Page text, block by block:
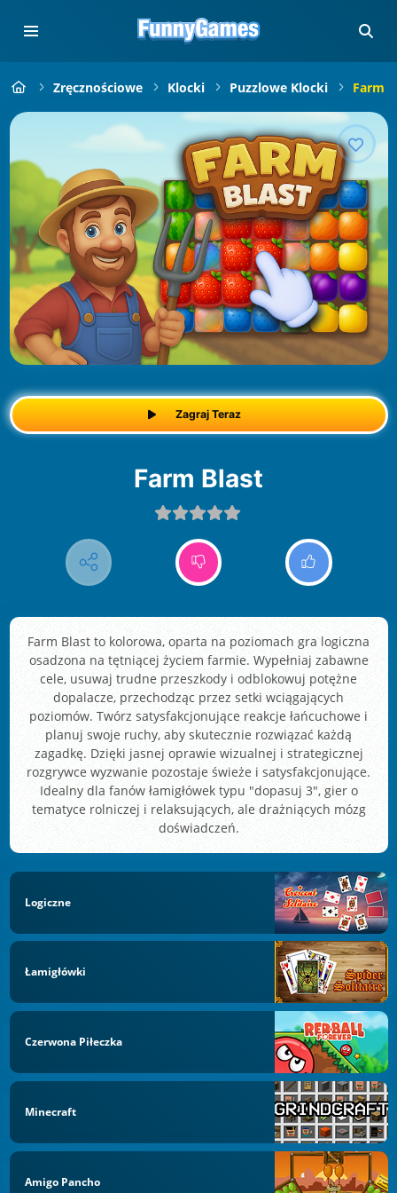
Zręcznościowe Klocki Puzzlowe Klocki Farm
Zagraj Teraz
Farm Blast
Farm Blast to kolorowa, oparta na poziomach gra logiczna
osadzona na tętniącej życiem farmie. Wypełniaj zabawne
cele, usuwaj trudne przeszkody i odblokowuj potężne
dopalacze, przechodząc przez setki wciągających
poziomów. Twórz satysfakcjonujące reakcje łańcuchowe i
planuj swoje ruchy, aby skutecznie rozwiązać każdą
zagadkę. Dzięki jasnej oprawie wizualnej i strategicznej
rozgrywce wyzwanie pozostaje świeże i satysfakcjonujące.
Idealny dla fanów łamigłówek typu "dopasuj 3", gier o
tematyce rolniczej i relaksujących, ale drażniących mózg
doświadczeń.
Logiczne
Łamigłówki
Czerwona Piłeczka
Minecraft
Amigo Pancho